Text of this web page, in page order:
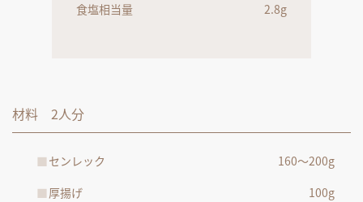
食塩相当量
2.8g
材料 2人分
センレック
160～200g
厚揚げ
100g